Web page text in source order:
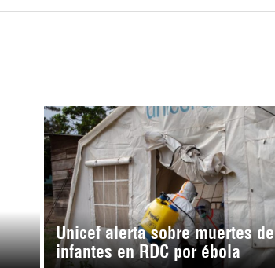
Unicef alerta sobre muertes de
infantes en RDC por ébola